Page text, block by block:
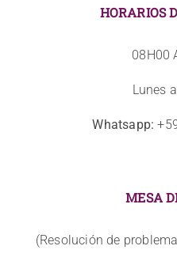
HORARIOS
08H00
Lunes
Whatsapp:
MESA
(Resolución de